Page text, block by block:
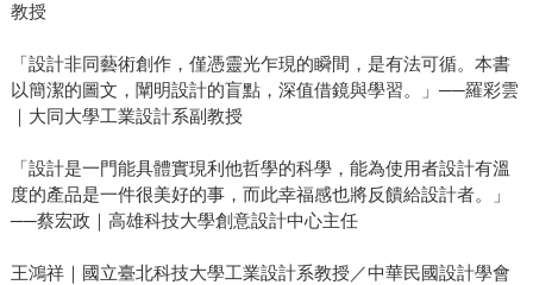
教授
「設計非同藝術創作，僅憑靈光乍現的瞬間，是有法可循。本書
以簡潔的圖文，闡明設計的盲點，深值借鏡與學習。」──羅彩雲
｜大同大學工業設計系副教授
「設計是一門能具體實現利他哲學的科學，能為使用者設計有溫
度的產品是一件很美好的事，而此幸福感也將反饋給設計者。」
──蔡宏政｜高雄科技大學創意設計中心主任
王鴻祥｜國立臺北科技大學工業設計系教授／中華民國設計學會